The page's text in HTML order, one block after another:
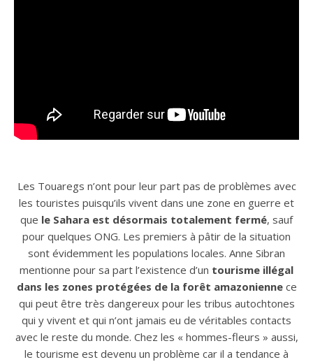
Les Touaregs n’ont pour leur part pas de problèmes avec
les touristes puisqu’ils vivent dans une zone en guerre et
que le Sahara est désormais totalement fermé, sauf
pour quelques ONG. Les premiers à pâtir de la situation
sont évidemment les populations locales. Anne Sibran
mentionne pour sa part l’existence d’un tourisme illégal
dans les zones protégées de la forêt amazoniennece
qui peut être très dangereux pour les tribus autochtones
qui y vivent et qui n’ont jamais eu de véritables contacts
avec le reste du monde. Chez les « hommes-fleurs » aussi,
le tourisme est devenu un problème car il a tendance à